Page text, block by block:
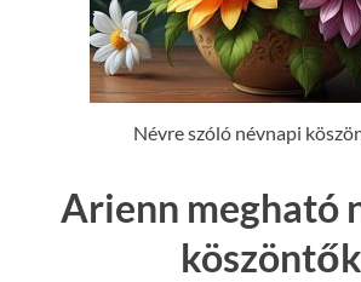
Névre szóló névnapi
Arienn megható
köszöntők